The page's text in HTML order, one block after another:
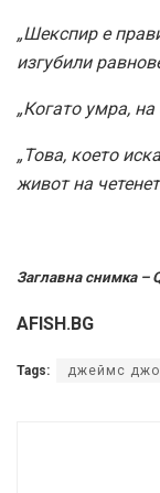
„Шекспир е
изгубили
„Когато умра,
„Това, което
живот на
Заглавна снимка –
AFISH.BG
Tags: джеймс